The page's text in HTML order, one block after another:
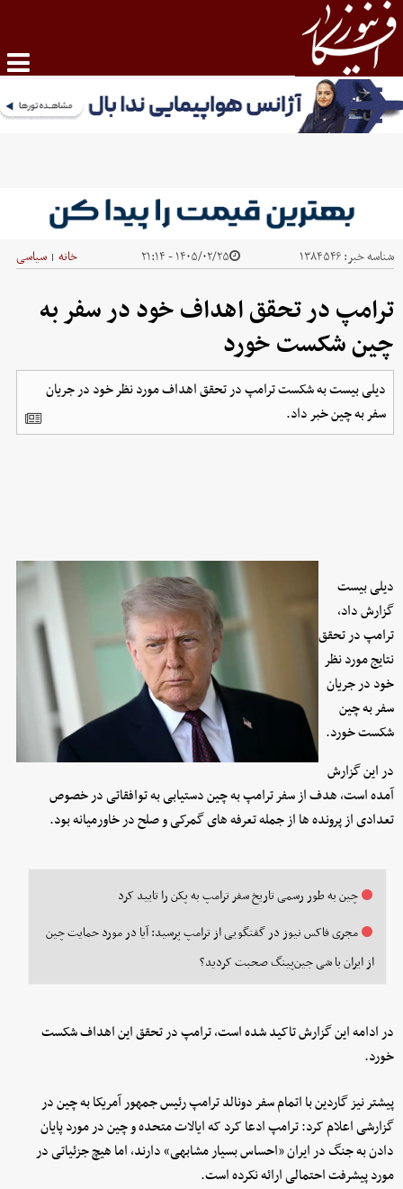
شناسه خبر:۱۳۸۴۵۴۶ ۱۴۰۵/۰۲/۲۵ - ۲۱:۱۴ خانه | سیاسی
ترامپ در تحقق اهداف خود در سفر به
چین شکست خورد
دیلی بیست به شکست ترامپ در تحقق اهداف مورد نظر خود در جریان
سفر به چین خبر داد.
دیلی بیست
گزارش داد،
ترامپ در تحقق
نتایج مورد نظر
خود در جریان
سفر به چین
شکست خورد.
در این گزارش
آمده است، هدف از سفر ترامپ به چین دستیابی به توافقاتی در خصوص
تعدادی از پرونده ها از جمله تعرفه های گمرکی و صلح در خاورمیانه بود.
چین به طور رسمی تاریخ سفر ترامپ به پکن را تایید کرد
مجری فاکس نیوز در گفتگویی از ترامپ پرسید: آیا در مورد حمایت چین
از ایران با شی جین‌پینگ صحبت کردید؟
در ادامه این گزارش تاکید شده است، ترامپ در تحقق این اهداف شکست
خورد.
پیشتر نیز گاردین با اتمام سفر دونالد ترامپ رئیس جمهور آمریکا به چین در
گزارشی اعلام کرد: ترامپ ادعا کرد که ایالات متحده و چین در مورد پایان
دادن به جنگ در ایران «احساس بسیار مشابهی» دارند، اما هیچ جزئیاتی در
مورد پیشرفت احتمالی ارائه نکرده است.